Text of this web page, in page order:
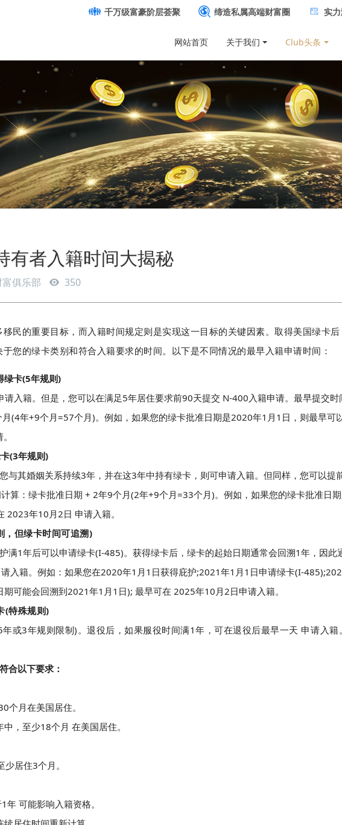
千万级富豪阶层荟聚 缔造私属高端财富圈 实
网站首页 关于我们 Club头条
有者入籍时间大揭秘
俱乐部 350
民的重要目标，而入籍时间规定则是实现这一目标的关键因素。取得美国绿卡后
您的绿卡类别和符合入籍要求的时间。以下是不同情况的最早入籍申请时间：
绿卡(5年规则)
请入籍。但是，您可以在满足5年居住要求前90天提交 N-400入籍申请。最早提交时
(4年+9个月=57个月)。例如，如果您的绿卡批准日期是2020年1月1日，则最早可
(3年规则)
与其婚姻关系持续3年，并在这3年中持有绿卡，则可申请入籍。但同样，您可以提
算：绿卡批准日期 + 2年9个月(2年+9个月=33个月)。例如，如果您的绿卡批准日
年10月2日 申请入籍。
，但绿卡时间可追溯)
满1年后可以申请绿卡(I-485)。获得绿卡后，绿卡的起始日期通常会回溯1年，因此
入籍。例如：如果您在2020年1月1日获得庇护;2021年1月1日申请绿卡(I-
可能会回溯到2021年1月1日); 最早可在 2025年10月2日申请入籍。
(特殊规则)
或3年规则限制)。退役后，如果服役时间满1年，可在退役后最早一天 申请入籍。
合以下要求：
个月在美国居住。
，至少18个月 在美国居住。
居住3个月。
年 可能影响入籍资格。